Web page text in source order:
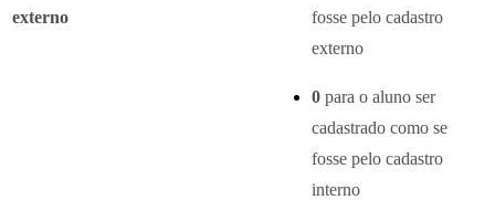
externo
fosse pelo cadastro
externo
0 para o aluno ser
cadastrado como se
fosse pelo cadastro
interno